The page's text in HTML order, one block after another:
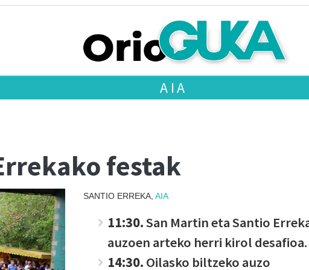
AIA
festak
SANTIO ERREKA, AIA
11:30.San Martin eta Santio
auzoen arteko herri kirol desafioa.
14:30. Oilasko biltzeko auzo